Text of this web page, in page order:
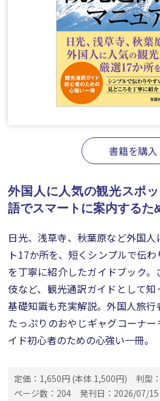
書籍を購入
外国人に人気の観光スポ
語でスマートに案内するた
日光、浅草寺、秋葉原など外国
ト17か所を、短くシンプルで伝
を丁寧に紹介したガイドブック
伎など、観光通訳ガイドとして
基礎知識も充実解説。外国人旅
たっぷりのおやじギャグコーナ
イド初心者のための心強い一冊。
定価：1,650円 (本体 1,500円)
判型
ページ数：204
発刊日：2026/07/15